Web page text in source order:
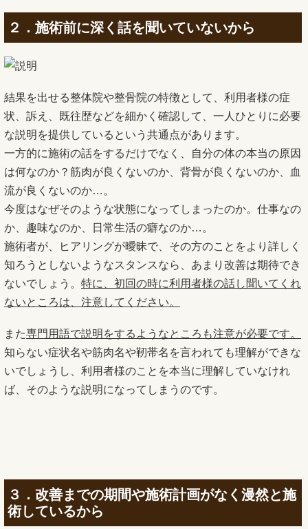
２．施術前に深く話を聞いていないから
結果を出せる整体院や整骨院の特徴として、利用者様の症
状、訴え、既往歴などを細かく確認して、一人ひとりに必要
な説明を提供しているという共通点があります。
一方的に施術の話をするだけでなく、自分の体の本当の原因
は何なのか？筋肉が良くないのか、背骨が良くないのか、血
流が良くないのか…。
今度はなぜそのような状態になってしまったのか。仕事なの
か、趣味なのか、日常生活の癖なのか…。
施術者が、ヒアリングが曖昧で、その方のことをより詳しく
知ろうとしないようなスタンスなら、あまり改善は期待でき
ないでしょう。 特に、初回の時に利用者様の話し聞いてくれ
ないところは、注意してください。
また専門用語で説明をするようなところも注意が必要です。
知らない症状名や筋肉名や靭帯名を言われても理解ができな
いでしょうし、利用者様のことを本当に理解していなけれ
ば、そのような説明になってしまうのです。
３．改善までの期間や施術計画がなく漫然と施
術しているから